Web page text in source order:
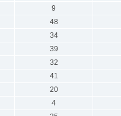
9
48
34
39
32
41
20
4